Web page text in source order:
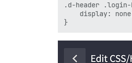
.d-header
display: